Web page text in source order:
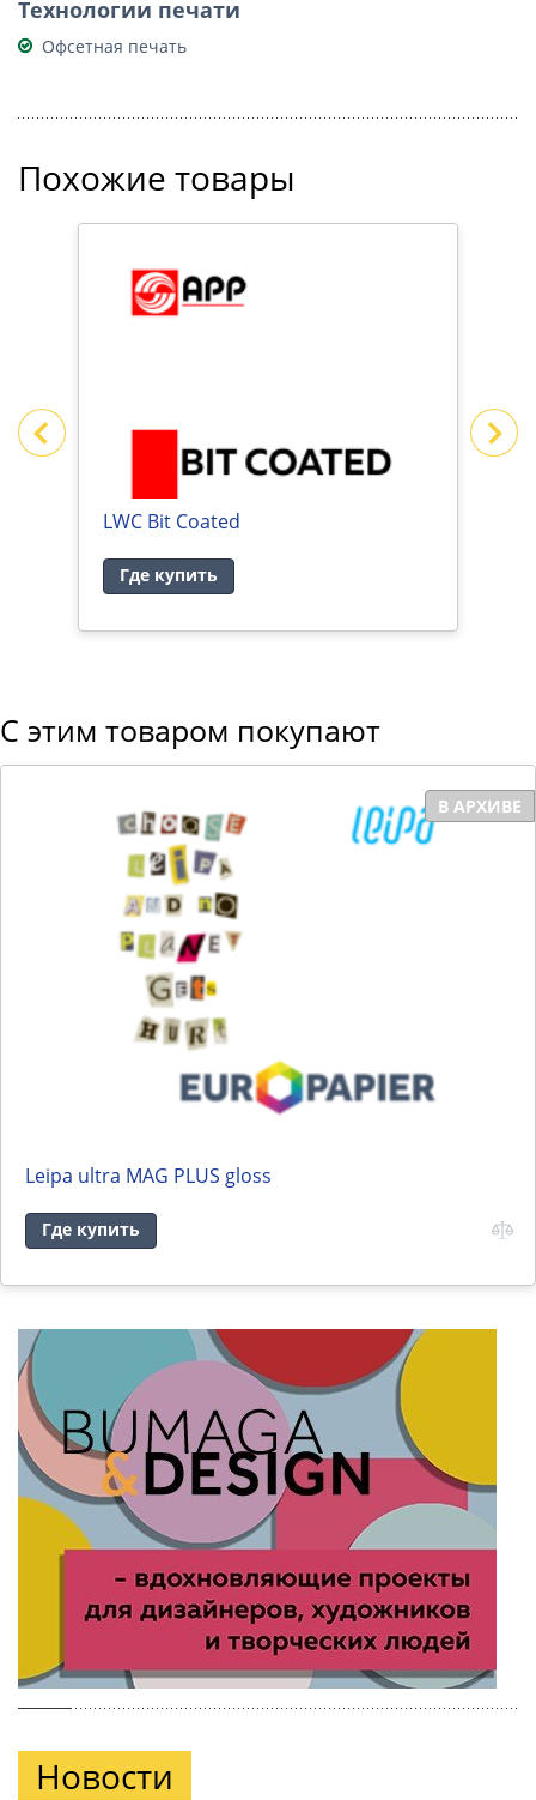
Технологии печати
Офсетная печать
Похожие товары
LWC Bit Coated
Где купить
С этим товаром покупают
В АРХИВЕ
Leipa ultra MAG PLUS gloss
Где купить
Новости